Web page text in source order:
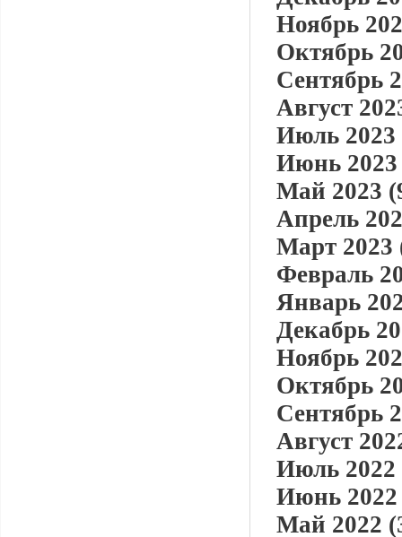
Ноябрь
Октябрь
Сентябрь
Август
Июль 2023
Июнь 2023
Май 2023
Апрель
Март 2023
Февраль
Январь
Декабрь
Ноябрь
Октябрь
Сентябрь
Август
Июль 2022
Июнь 2022
Май 2022